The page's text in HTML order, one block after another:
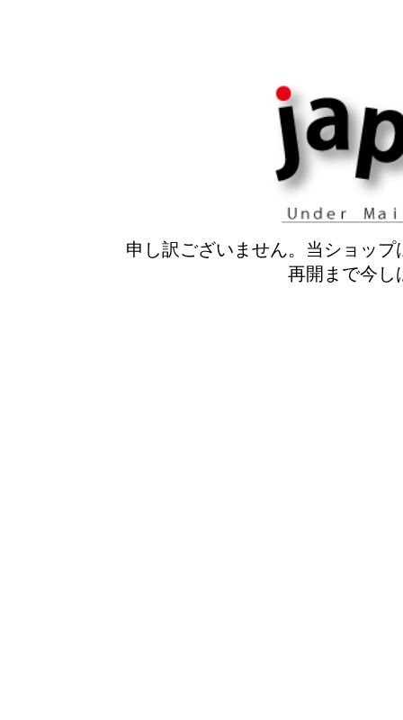
申し訳ございません。当ショッ
再開まで今し